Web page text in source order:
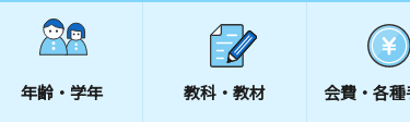
年齢・学年 教科・教材 会費・ 各種